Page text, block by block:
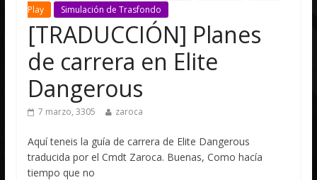
Play
Simulación de Trasfondo
[TRADUCCIÓN] Planes
de carrera en Elite
Dangerous
7 marzo, 3305 zaroca
Aquí teneis la guía de carrera de Elite Dangerous
traducida por el Cmdt Zaroca. Buenas, Como hacía
tiempo que no